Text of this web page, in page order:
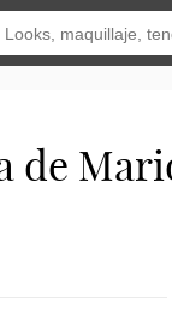
de